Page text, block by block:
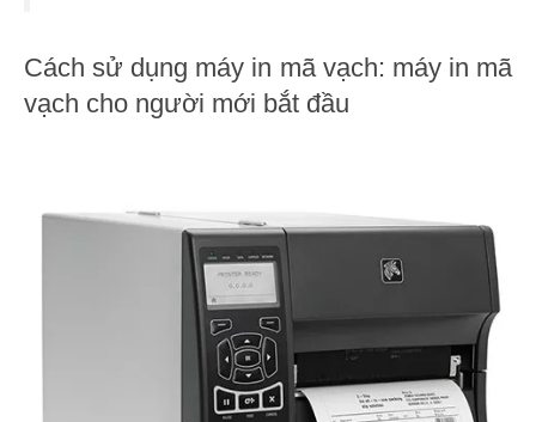
Cách sử dụng máy in mã vạch: máy in mã
vạch cho người mới bắt đầu